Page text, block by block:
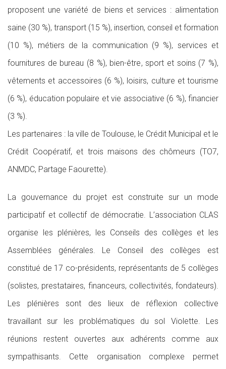
proposent une variété de biens et services : alimentation
saine (30 %), transport (15 %), insertion, conseil et formation
(10 %), métiers de la communication (9 %), services et
fournitures de bureau (8 %), bien-être, sport et soins (7 %),
vêtements et accessoires (6 %), loisirs, culture et tourisme
(6 %), éducation populaire et vie associative (6 %), financier
(3 %).
Les partenaires : la ville de Toulouse, le Crédit Municipal et le
Crédit Coopératif, et trois maisons des chômeurs (TO7,
ANMDC, Partage Faourette).
La gouvernance du projet est construite sur un mode
participatif et collectif de démocratie. L’association CLAS
organise les plénières, les Conseils des collèges et les
Assemblées générales. Le Conseil des collèges est
constitué de 17 co-présidents, représentants de 5 collèges
(solistes, prestataires, financeurs, collectivités, fondateurs).
Les plénières sont des lieux de réflexion collective
travaillant sur les problématiques du sol Violette. Les
réunions restent ouvertes aux adhérents comme aux
sympathisants. Cette organisation complexe permet